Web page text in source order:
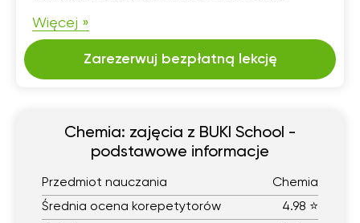
Więcej »
Zarezerwuj bezpłatną lekcję
Chemia: zajęcia z BUKI School -
podstawowe informacje
Przedmiot nauczania
Chemia
Średnia ocena korepetytorów
4.98 ⭐